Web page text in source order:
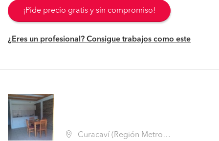
¡Pide precio gratis y sin compromiso!
¿Eres un profesional? Consigue trabajos como este
Curacaví (Región Metropolitana - Melipilla)